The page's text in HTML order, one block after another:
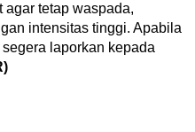
agar tetap waspada,
intensitas tinggi. Apabila
laporkan kepada